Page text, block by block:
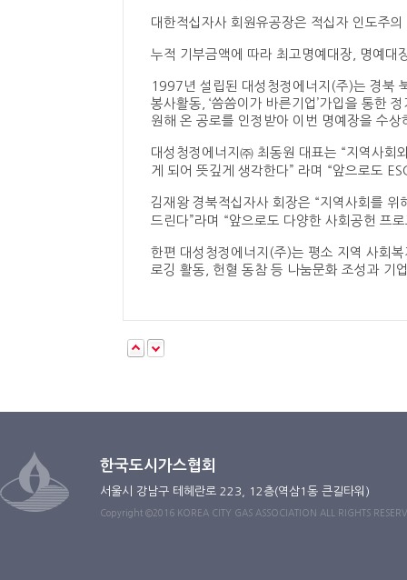
대한적십자사 회원유공장은 적십자 인도주
누적 기부금액에 따라 최고명예대장, 명예대
1997년 설립된 대성청정에너지(주)는 경북
봉사활동, ‘씀씀이가 바른기업’가입을 통한
원해 온 공로를 인정받아 이번 명예장을 수상
대성청정에너지㈜ 최동원 대표는 “지역사회
게 되어 뜻깊게 생각한다” 라며 “앞으로도
김재왕 경북적십자사 회장은 “지역사회를
드린다”라며 “앞으로도 다양한 사회공헌 프
한편 대성청정에너지(주)는 평소 지역 사회
로깅 활동, 헌혈 동참 등 나눔문화 조성과 기
한국도시가스협회
서울시 강남구 테헤란로 223, 12층(역삼1동 큰길타워)
Copyright ©2016 KOREA CITY GAS ASSOCIATION ALL RIGHTS